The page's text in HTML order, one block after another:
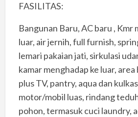
FASILITAS:
Bangunan Baru, AC baru , Kmr
luar, air jernih, full furnish,
lemari pakaian jati, sirkulasi
kamar menghadap ke luar,
plus TV, pantry, aqua dan
motor/mobil luas, rindang
pohon, termasuk cuci laundry,